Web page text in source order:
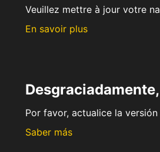
Veuillez mettre à jour votre
En savoir plus
Por favor, actualice la
Saber más